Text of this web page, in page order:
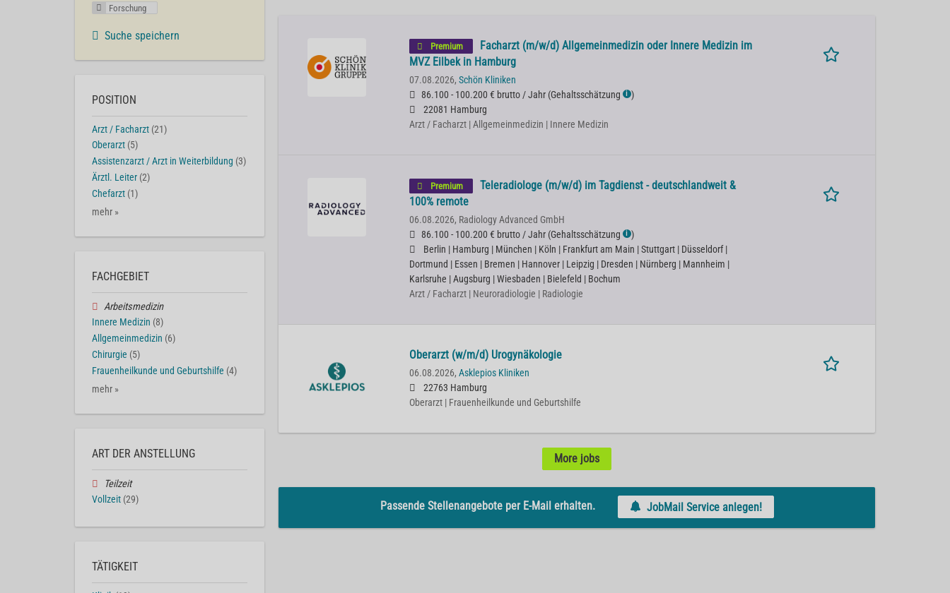
Premium
Facharzt (m/w/d) Allgemeinmedizin oder Innere Medizin im
MVZ Eilbek in Hamburg
07.08.2026, Schön Kliniken
86.100 - 100.200 € brutto / Jahr (Gehaltsschätzung ℹ )
22081 Hamburg
Arzt / Facharzt | Allgemeinmedizin | Innere Medizin
Premium
Teleradiologe (m/w/d) im Tagdienst - deutschlandweit &
100% remote
06.08.2026, Radiology Advanced GmbH
86.100 - 100.200 € brutto / Jahr (Gehaltsschätzung ℹ )
Berlin | Hamburg | München | Köln | Frankfurt am Main | Stuttgart | Düsseldorf |
Dortmund | Essen | Bremen | Hannover | Leipzig | Dresden | Nürnberg | Mannheim |
Karlsruhe | Augsburg | Wiesbaden | Bielefeld | Bochum
Arzt / Facharzt | Neuroradiologie | Radiologie
Oberarzt (w/m/d) Urogynäkologie
06.08.2026, Asklepios Kliniken
22763 Hamburg
Oberarzt | Frauenheilkunde und Geburtshilfe
More jobs
Passende Stellenangebote per E-Mail erhalten. JobMail Service anlegen!
Forschung
Suche speichern
POSITION
Arzt / Facharzt (21)
Oberarzt (5)
Assistenzarzt / Arzt in Weiterbildung (3)
Ärztl. Leiter (2)
Chefarzt (1)
mehr »
FACHGEBIET
Arbeitsmedizin
Innere Medizin (8)
Allgemeinmedizin (6)
Chirurgie (5)
Frauenheilkunde und Geburtshilfe (4)
mehr »
ART DER ANSTELLUNG
Teilzeit
Vollzeit (29)
TÄTIGKEIT